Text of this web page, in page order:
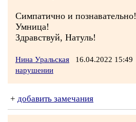
Симпатично и познавательно!
Умница!
Здравствуй, Натуль!
Нина Уральская 16.04.2022 15:49
нарушении
+ добавить замечания